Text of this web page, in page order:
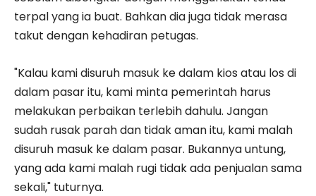
terpal yang ia buat. Bahkan dia juga tidak merasa
takut dengan kehadiran petugas.
"Kalau kami disuruh masuk ke dalam kios atau los di
dalam pasar itu, kami minta pemerintah harus
melakukan perbaikan terlebih dahulu. Jangan
sudah rusak parah dan tidak aman itu, kami malah
disuruh masuk ke dalam pasar. Bukannya untung,
yang ada kami malah rugi tidak ada penjualan sama
sekali," tuturnya.